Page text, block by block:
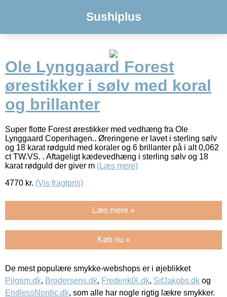
Sushiplus
Ole Lynggaard Forest
ørestikker i sølv med koral
og brillanter
Super flotte Forest ørestikker med vedhæng fra Ole
Lynggaard Copenhagen.. Øreringene er lavet i sterling sølv
og 18 karat rødguld med koraler og 6 brillanter på i alt 0,062
ct TW.VS. . Aftageligt kædevedhæng i sterling sølv og 18
karat rødguld der giver m (Læs mere)
4770 kr. (Vis fragtpris)
Læs mere »
Køb nu »
De mest populære smykke-webshops er i øjeblikket
Pilgrim.dk, Brodersens.dk, FrederikIX.dk, SifJakobs.dk og
EndlessNordic.dk, som alle har nogle rigtig lækre smykker.